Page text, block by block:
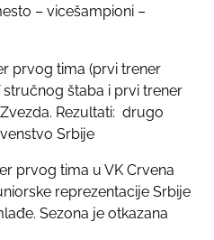
– vicešampioni –
prvog tima (prvi trener
stručnog štaba i prvi trener
Rezultati: drugo
Srbije
prvog tima u VK Crvena
reprezentacije Srbije
Sezona je otkazana